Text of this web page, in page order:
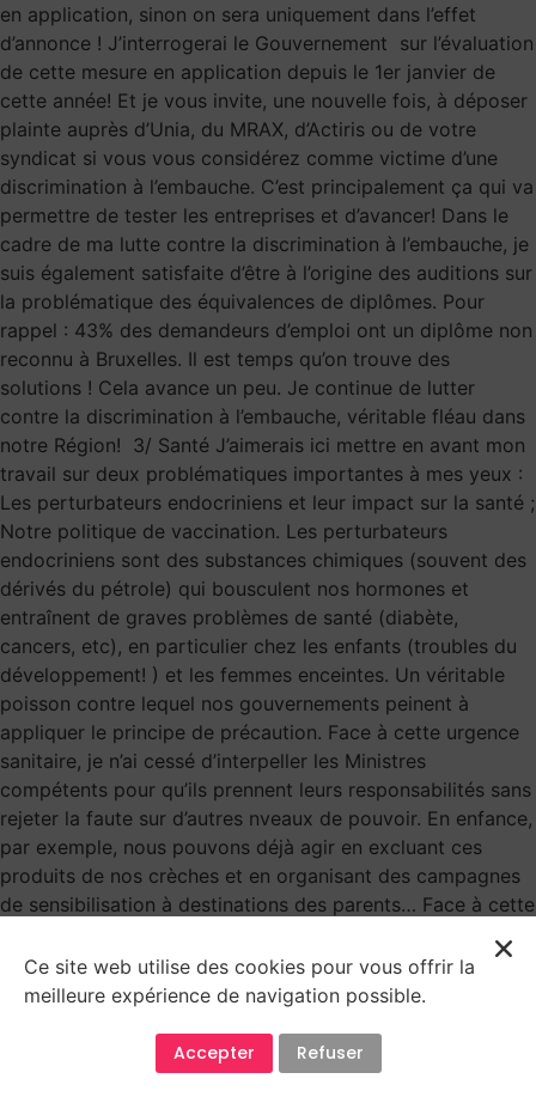
en application, sinon on sera uniquement dans l’effet
d’annonce ! J’interrogerai le Gouvernement sur l’évaluation
de cette mesure en application depuis le 1er janvier de
cette année! Et je vous invite, une nouvelle fois, à déposer
plainte auprès d’Unia, du MRAX, d’Actiris ou de votre
syndicat si vous vous considérez comme victime d’une
discrimination à l’embauche. C’est principalement ça qui va
permettre de tester les entreprises et d’avancer! Dans le
cadre de ma lutte contre la discrimination à l’embauche, je
suis également satisfaite d’être à l’origine des auditions sur
la problématique des équivalences de diplômes. Pour
rappel : 43% des demandeurs d’emploi ont un diplôme non
reconnu à Bruxelles. Il est temps qu’on trouve des
solutions ! Cela avance un peu. Je continue de lutter
contre la discrimination à l’embauche, véritable fléau dans
notre Région! 3/ Santé J’aimerais ici mettre en avant mon
travail sur deux problématiques importantes à mes yeux :
Les perturbateurs endocriniens et leur impact sur la santé ;
Notre politique de vaccination. Les perturbateurs
endocriniens sont des substances chimiques (souvent des
dérivés du pétrole) qui bousculent nos hormones et
entraînent de graves problèmes de santé (diabète,
cancers, etc), en particulier chez les enfants (troubles du
développement! ) et les femmes enceintes. Un véritable
poisson contre lequel nos gouvernements peinent à
appliquer le principe de précaution. Face à cette urgence
sanitaire, je n’ai cessé d’interpeller les Ministres
compétents pour qu’ils prennent leurs responsabilités sans
rejeter la faute sur d’autres nveaux de pouvoir. En enfance,
par exemple, nous pouvons déjà agir en excluant ces
produits de nos crèches et en organisant des campagnes
de sensibilisation à destinations des parents… Face à cette
doit prendre ses responsabilités face à cette urgence
sanitaire! Je ne lâcherai rien ! Pour la vaccination, mon
des épidémies de maladies pour lesquelles des vaccins
existent et sont recommandés, par exemple la rougeole,
Ce site web utilise des cookies pour vous offrir la
meilleure expérience de navigation possible.
Accepter Refuser